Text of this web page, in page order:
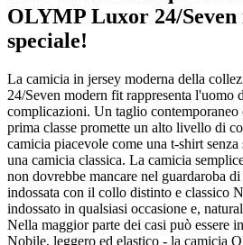
OLYMP Luxor 24/
speciale!
La camicia in jersey moderna della
24/Seven modern fit rappresenta l'uomo
complicazioni. Un taglio
prima classe promette un alto livello di
camicia piacevole come una t-shirt
una camicia classica. La camicia
non dovrebbe mancare nel guardaroba
indossata con il collo distinto e classico
indossato in qualsiasi occasione e,
Nella maggior parte dei casi può essere
Nobile, leggero ed elastico - la camicia